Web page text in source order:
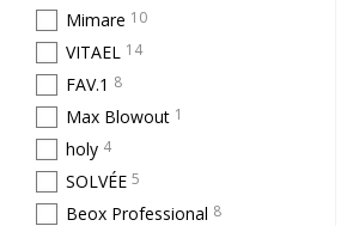
Mimare 10
VITAEL 14
FAV.1 8
Max Blowout 1
holy 4
SOLVÉE 5
Beox Professional 8